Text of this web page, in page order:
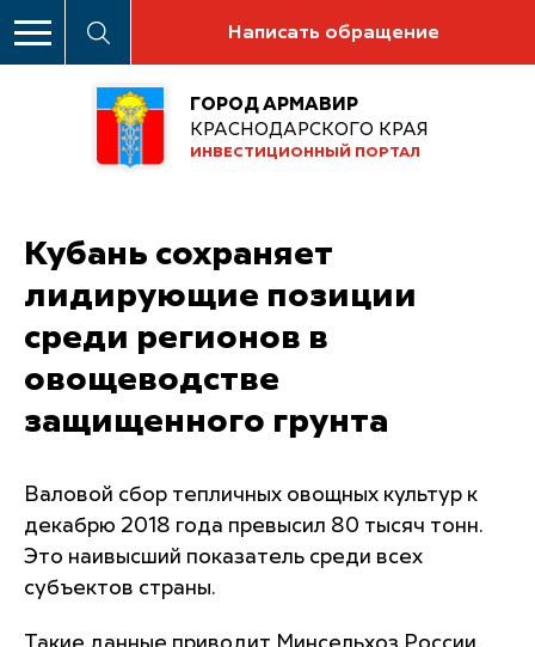
Написать обращение
ГОРОД АРМАВИР
КРАСНОДАРСКОГО КРАЯ
ИНВЕСТИЦИОННЫЙ ПОРТАЛ
Кубань сохраняет
лидирующие позиции
среди регионов в
овощеводстве
защищенного грунта
Валовой сбор тепличных овощных культур к
декабрю 2018 года превысил 80 тысяч тонн.
Это наивысший показатель среди всех
субъектов страны.